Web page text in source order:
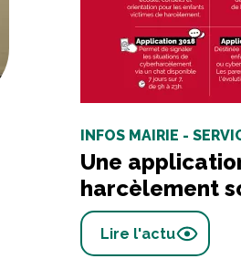
INFOS MAIRIE -
Une
harcèlement
Lire l'actu